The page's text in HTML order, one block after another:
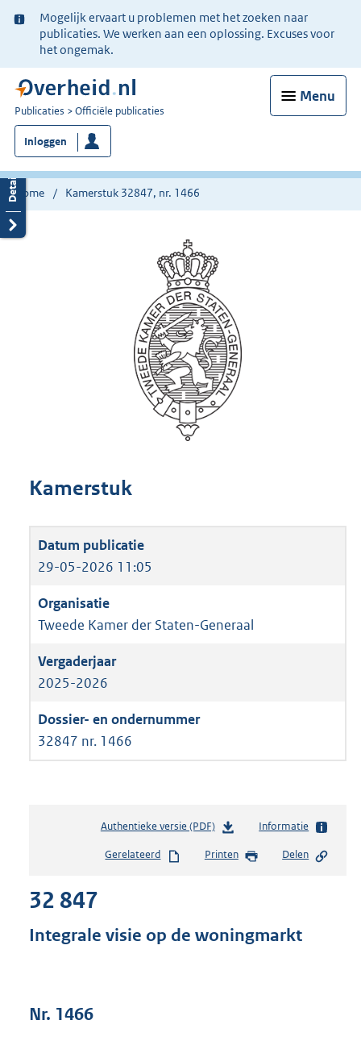
Ter
informatie:
Mogelijk ervaart u problemen met het zoeken naar
publicaties. We werken aan een oplossing. Excuses voor
het ongemak.
Menu
U
bent
nu
hier:
Publicaties Officiële publicaties
Inloggen
Home Kamerstuk 32847, nr. 1466
Kamerstuk
29-05-2026 11:05
Tweede Kamer der Staten-Generaal
2025-2026
32847 nr. 1466
Authentieke versie (PDF)b
s
s
Informatie
Gerelateerd Printen Delen
32 847
Integrale visie op de woningmarkt
Nr. 1466